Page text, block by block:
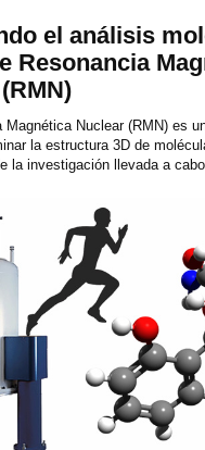
el análisis
Resonancia
Magnética Nuclear (RMN) es
la estructura 3D de
la investigación llevada a